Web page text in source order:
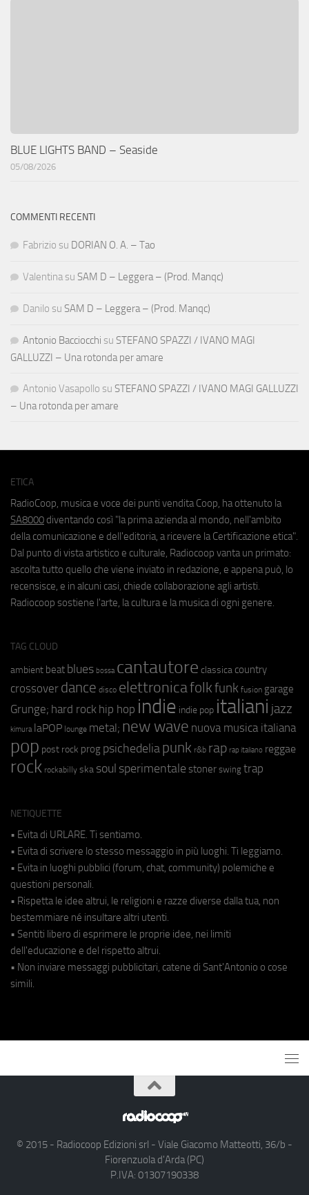
BLUE LIGHTS BAND – Seaside
05/08/2026
COMMENTI RECENTI
Fabrizio su DORIAN O. A. – Tao
Valentina su SAM D – Leggera – (Prod. Manqc)
Danilo su SAM D – Leggera – (Prod. Manqc)
Antonio Bacciocchi su STEFANO SPAZZI / IVANO MAGI
GALLUZZI – Una rotonda per amare
Antonio Vasapollo su STEFANO SPAZZI / IVANO MAGI GALLUZZI
– Una rotonda per amare
ETICA
RadioCoop, musica e voce dei punti vendita Coop, ha ottenuto la
SA8000 diventando così "la prima azienda al mondo, nell'ambito
della comunicazione e dell'editoria, a ricevere la Certificazione etica".
Dal punto di vista artistico e culturale, Radiocoop vanta un primato:
ascolta tutto quello che viene inviato in redazione, e appena può, lo
recensisce, e in alcuni casi, chiede collaborazione agli artisti.
Radiocoop sostiene l'arte, la cultura e la musica di ogni genere.
TAG CLOUD
ambient beat blues bossa cantautore classica country
crossover dance disco elettronicafolkfunk fusion garage
Grunge; hard rock hip hop indie indie pop italiani jazz
kimura laPOP lounge metal; new wave nuova musica italiana
pop post rock prog psichedeliapunk r&b rap rap italiano reggae
rock rockabilly ska soul sperimentale stoner swing trap
NETIQUETTE
• Evita di URLARE. Ti sentiamo.
• Evita di scrivere lo stesso messaggio in più luoghi. Ti leggiamo.
• Evita in luoghi pubblici (forum, chat, community) polemiche e
questioni personali.
• Rispetta le idee altrui, le religioni e razze diverse dalla tua, non
bestemmiare né insultare altri utenti.
• Sentiti libero di esprimere le proprie idee, nei limiti
dell'educazione e del rispetto altrui.
• Non inviare messaggi pubblicitari, catene di Sant'Antonio o cose
simili.
© 2015 - Radiocoop Edizioni srl - Viale Giacomo Matteotti, 36/b -
Fiorenzuola d'Arda (PC)
P.IVA: 01307190338